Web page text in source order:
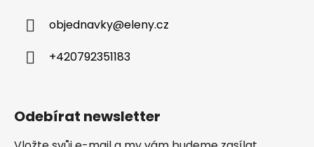
objednavky@eleny.cz
+420792351183
Odebírat newsletter